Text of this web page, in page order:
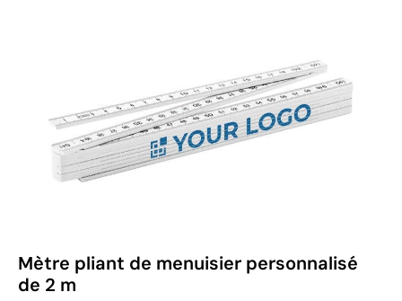
Mètre pliant de menuisier personnalisé
de 2 m